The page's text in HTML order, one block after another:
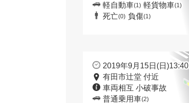
軽自動車(1) 軽貨物車(1)
死亡(0) 負傷(1)
2019年9月15日(日)13:40
有田市辻堂 付近
車両相互 小破事故
普通乗用車(2)